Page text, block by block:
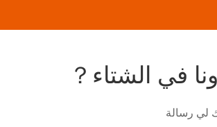
في الشتاء？
لي رسالة